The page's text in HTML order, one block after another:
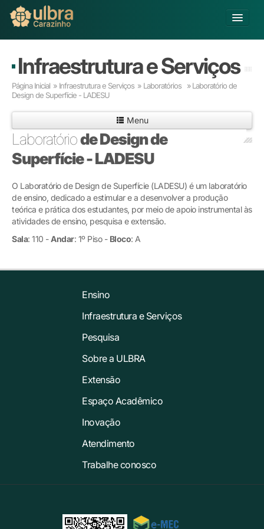
Buscar
Já sou Aluno
Matricule-se
Educação Básica
Graduação
Educação a Distância
Pesquisa
Extensão
Inovação
Infraestrutura e Serviços
Página Inicial » Infraestrutura e Serviços » Laboratórios »Laboratório de
Design de Superfície - LADESU
Menu
Laboratóriode Design de
Superfície - LADESU
O Laboratório de Design de Superfície (LADESU) é um laboratório
de ensino, dedicado a estimular e a desenvolver a produção
teórica e prática dos estudantes, por meio de apoio instrumental às
atividades de ensino, pesquisa e extensão.
Sala: 110 -Andar: 1º Piso - Bloco: A
Ensino
Infraestrutura e Serviços
Pesquisa
Sobre a ULBRA
Extensão
Espaço Acadêmico
Inovação
Atendimento
Trabalhe conosco